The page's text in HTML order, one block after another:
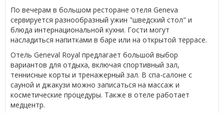
По вечерам в большом ресторане отеля Geneva
сервируется разнообразный ужин "шведский стол" и
блюда интернациональной кухни. Гости могут
насладиться напитками в баре или на открытой террасе.
Отель Geneval Royal предлагает большой выбор
вариантов для отдыха, включая спортивный зал,
теннисные корты и тренажерный зал. В спа-салоне с
сауной и джакузи можно записаться на массаж и
косметические процедуры. Также в отеле работает
медцентр.